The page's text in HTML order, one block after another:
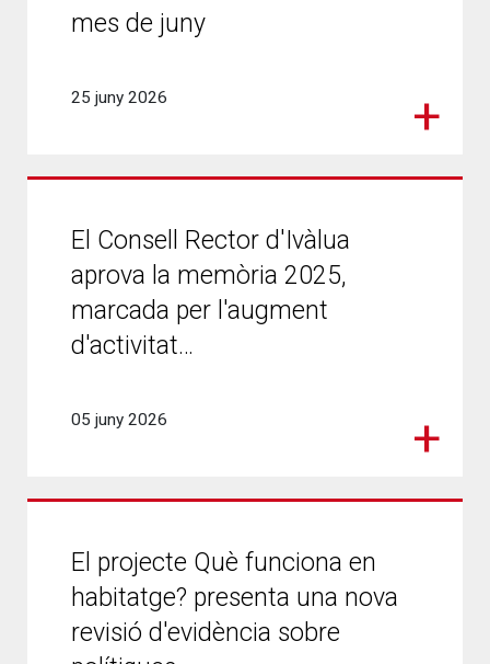
mes de juny
25 juny 2026
El Consell Rector d'Ivàlua
aprova la memòria 2025,
marcada per l'augment
d'activitat…
05 juny 2026
El projecte Què funciona en
habitatge? presenta una nova
revisió d'evidència sobre